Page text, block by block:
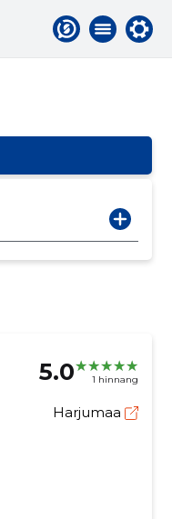
5.0 1 hinnang
Harjumaa